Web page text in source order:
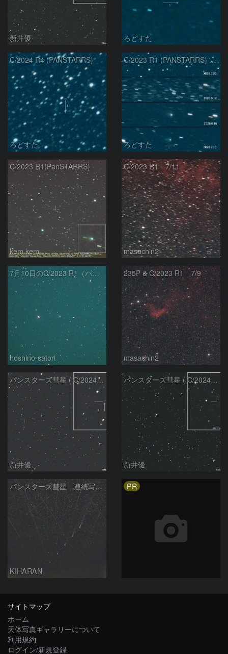
新井優 ろどすた
C/2024 R4 (PANSTARRS)
ろどすた
C/2023 R1 (PANSTARRS) の変化
ろどすた
C/2023 R1(PanSTARRS)
kem.kem
C/2023 R1 7/11
masachin2
7月10日のC/2023 R1（パンスターズ彗星）
hoshino-satori
235P & C/2023 R1 7/9
masachin2
パンスターズ彗星 ( C/2024R4 )：2026/06/28
新井優
パンスターズ彗星 ( C/2024G4 )の予報位置：2026/06/23
新井優
パンスターズ彗星 連続写真 再処理
KIHARAN
PR
サイトマップ
ホーム
天体写真ギャラリーについて
利用規約
ログイン/新規登録